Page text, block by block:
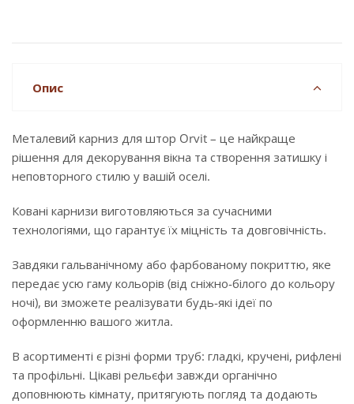
Опис
Металевий карниз для штор Orvit – це найкраще
рішення для декорування вікна та створення затишку і
неповторного стилю у вашій оселі.
Ковані карнизи виготовляються за сучасними
технологіями, що гарантує їх міцність та довговічність.
Завдяки гальванічному або фарбованому покриттю, яке
передає усю гаму кольорів (від сніжно-білого до кольору
ночі), ви зможете реалізувати будь-які ідеї по
оформленню вашого житла.
В асортименті є різні форми труб: гладкі, кручені, рифлені
та профільні. Цікаві рельєфи завжди органічно
доповнюють кімнату, притягують погляд та додають